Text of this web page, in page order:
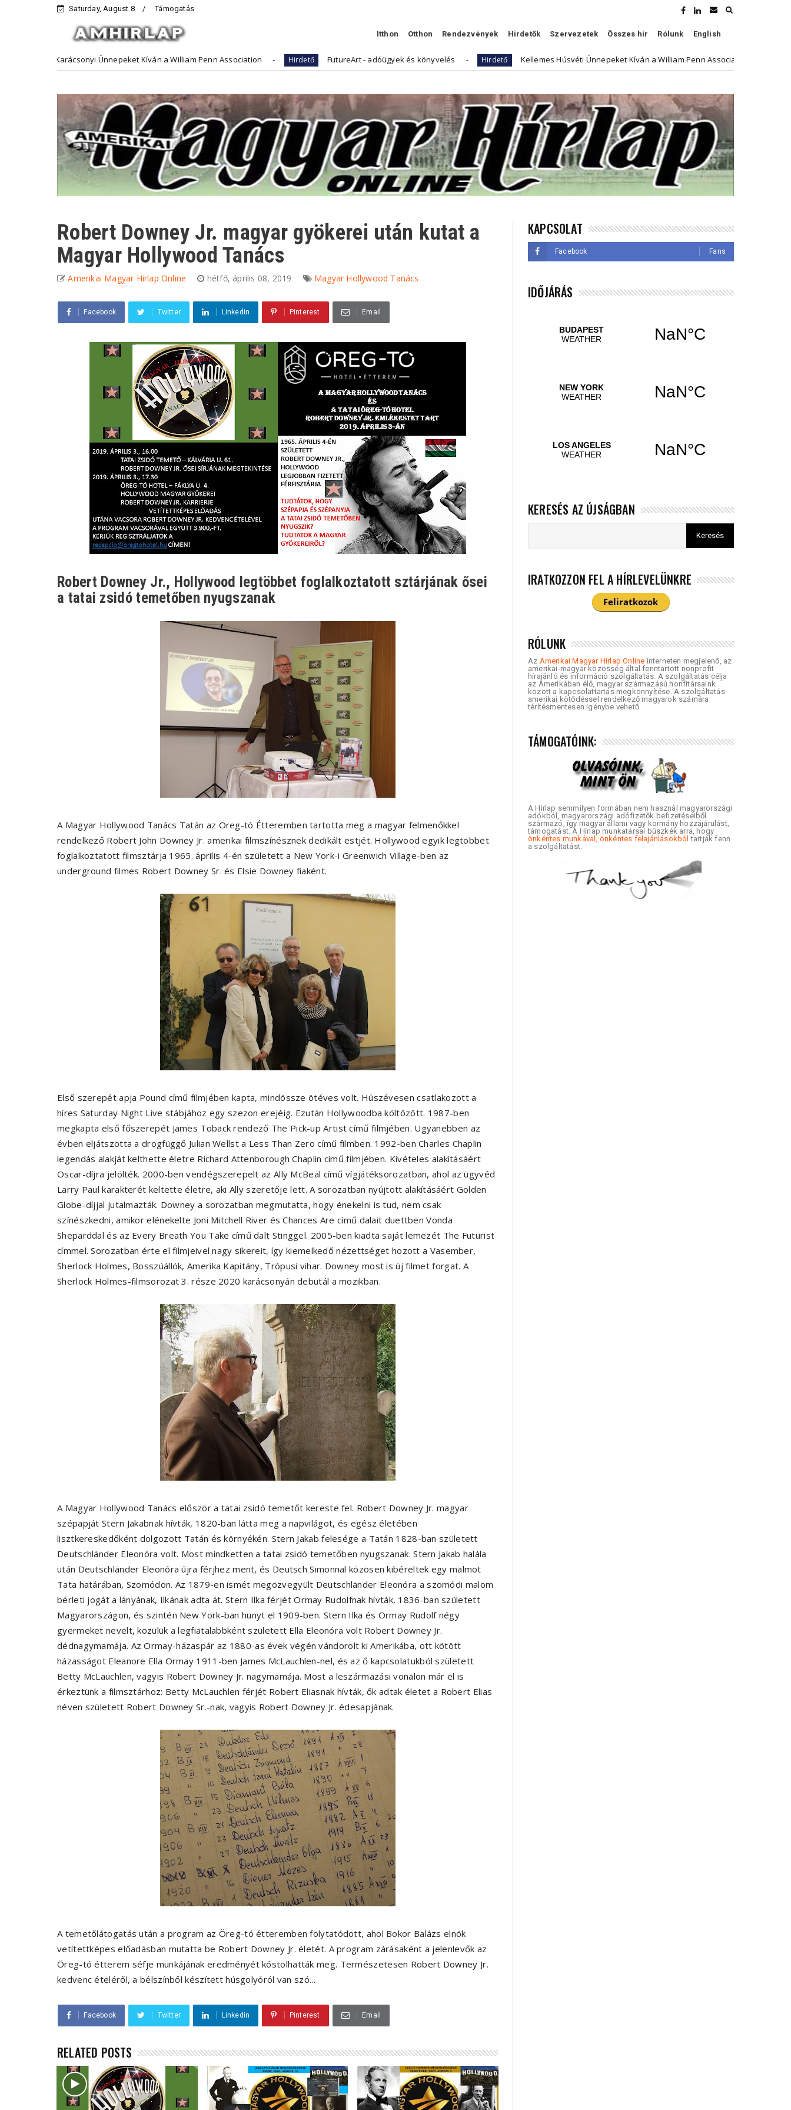
Saturday, August 8 Támogatás
Itthon Otthon Rendezvények Hirdetők Szervezetek Összes hír Rólunk English
Ünnepeket Kíván a William Penn Association Hirdető FutureArt - adóügyek és könyvelés Hirdető Kellemes Húsvéti Ünnepeket Kíván a William Penn Association Kultúra
Robert Downey Jr. magyar gyökerei után kutat a
Magyar Hollywood Tanács
Amerikai Magyar Hirlap Online hétfő, április 08, 2019 Magyar Hollywood Tanács
Facebook Twitter Linkedin Pinterest Email
Robert Downey Jr., Hollywood legtöbbet foglalkoztatott sztárjának ősei
a tatai zsidó temetőben nyugszanak
A Magyar Hollywood Tanács Tatán az Öreg-tó Étteremben tartotta meg a magyar felmenőkkel
rendelkező Robert John Downey Jr. amerikai filmszínésznek dedikált estjét. Hollywood egyik legtöbbet
foglalkoztatott filmsztárja 1965. április 4-én született a New York-i Greenwich Village-ben az
underground filmes Robert Downey Sr. és Elsie Downey fiaként.
Első szerepét apja Pound című filmjében kapta, mindössze ötéves volt. Húszévesen csatlakozott a
híres Saturday Night Live stábjához egy szezon erejéig. Ezután Hollywoodba költözött. 1987-ben
megkapta első főszerepét James Toback rendező The Pick-up Artist című filmjében. Ugyanebben az
évben eljátszotta a drogfüggő Julian Wellst a Less Than Zero című filmben. 1992-ben Charles Chaplin
legendás alakját kelthette életre Richard Attenborough Chaplin című filmjében. Kivételes alakításáért
Oscar-díjra jelölték. 2000-ben vendégszerepelt az Ally McBeal című vígjátéksorozatban, ahol az ügyvéd
Larry Paul karakterét keltette életre, aki Ally szeretője lett. A sorozatban nyújtott alakításáért Golden
Globe-díjjal jutalmazták. Downey a sorozatban megmutatta, hogy énekelni is tud, nem csak
színészkedni, amikor elénekelte Joni Mitchell River és Chances Are című dalait duettben Vonda
Sheparddal és az Every Breath You Take című dalt Stinggel. 2005-ben kiadta saját lemezét The Futurist
címmel. Sorozatban érte el filmjeivel nagy sikereit, így kiemelkedő nézettséget hozott a Vasember,
Sherlock Holmes, Bosszúállók, Amerika Kapitány, Trópusi vihar. Downey most is új filmet forgat. A
Sherlock Holmes-filmsorozat 3. része 2020 karácsonyán debütál a mozikban.
A Magyar Hollywood Tanács először a tatai zsidó temetőt kereste fel. Robert Downey Jr. magyar
szépapját Stern Jakabnak hívták, 1820-ban látta meg a napvilágot, és egész életében
lisztkereskedőként dolgozott Tatán és környékén. Stern Jakab felesége a Tatán 1828-ban született
Deutschländer Eleonóra volt. Most mindketten a tatai zsidó temetőben nyugszanak. Stern Jakab halála
után Deutschländer Eleonóra újra férjhez ment, és Deutsch Simonnal közösen kibéreltek egy malmot
Tata határában, Szomódon. Az 1879-en ismét megözvegyült Deutschländer Eleonóra a szomódi malom
bérleti jogát a lányának, Ilkának adta át. Stern Ilka férjét Ormay Rudolfnak hívták, 1836-ban született
Magyarországon, és szintén New York-ban hunyt el 1909-ben. Stern Ilka és Ormay Rudolf négy
gyermeket nevelt, közülük a legfiatalabbként született Ella Eleonóra volt Robert Downey Jr.
dédnagymamája. Az Ormay-házaspár az 1880-as évek végén vándorolt ki Amerikába, ott kötött
házasságot Eleanore Ella Ormay 1911-ben James McLauchlen-nel, és az ő kapcsolatukból született
Betty McLauchlen, vagyis Robert Downey Jr. nagymamája. Most a leszármazási vonalon már el is
érkeztünk a filmsztárhoz: Betty McLauchlen férjét Robert Eliasnak hívták, ők adtak életet a Robert Elias
néven született Robert Downey Sr.-nak, vagyis Robert Downey Jr. édesapjának.
A temetőlátogatás után a program az Öreg-tó étteremben folytatódott, ahol Bokor Balázs elnök
vetítettképes előadásban mutatta be Robert Downey Jr. életét. A program zárásaként a jelenlevők az
Öreg-tó étterem séfje munkájának eredményét kóstolhatták meg. Természetesen Robert Downey Jr.
kedvenc ételéről, a bélszínből készített húsgolyóról van szó...
Facebook Twitter Linkedin Pinterest Email
RELATED POSTS
KAPCSOLAT
Facebook Fans
IDŐJÁRÁS
KERESÉS AZ ÚJSÁGBAN
IRATKOZZON FEL A HÍRLEVELÜNKRE
RÓLUNK
Az Amerikai Magyar Hírlap Online interneten megjelenő, az
amerikai-magyar közösség által fenntartott nonprofit
hírajánló és információ szolgáltatás. A szolgáltatás célja
az Amerikában élő, magyar származású honfitársaink
között a kapcsolattartás megkönnyítése. A szolgáltatás
amerikai kötődéssel rendelkező magyarok számára
térítésmentesen igénybe vehető.
TÁMOGATÓINK:
A Hírlap semmilyen formában nem használ magyarországi
adókból, magyarországi adófizetők befizetéseiből
származó, így magyar állami vagy kormány hozzájárulást,
támogatást. A Hírlap munkatársai büszkék arra, hogy
önkéntes munkával, önkéntes felajánlásokból tartják fenn
a szolgáltatást.